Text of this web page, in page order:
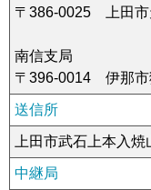
〒386-0025 上田市
南信支局
〒396-0014 伊那市
送信所
上田市武石上本入
中継局